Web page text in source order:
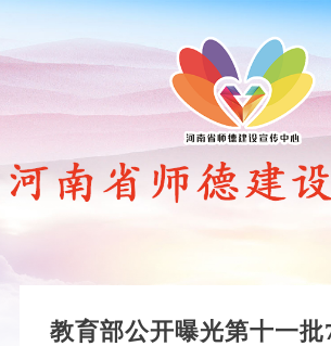
教育部公开曝光第十一批